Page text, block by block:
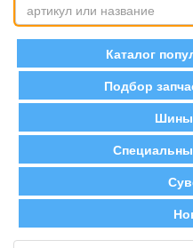
Каталог
Подбор
Шины